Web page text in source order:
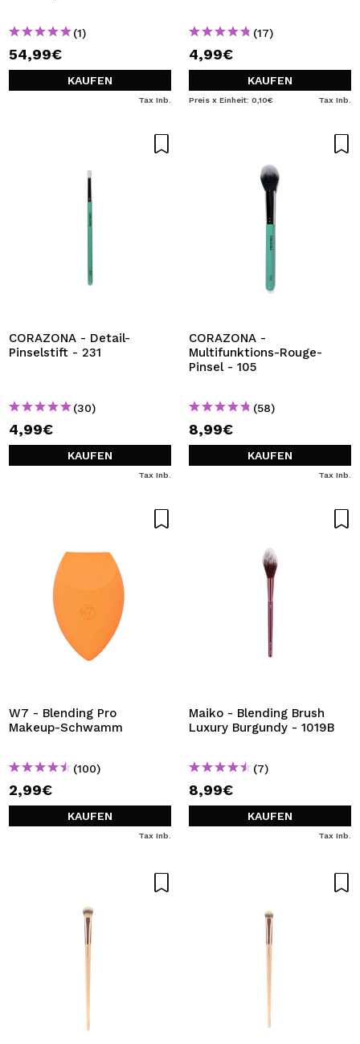
(1)
54,99€
KAUFEN
Tax Inb.
(17)
4,99€
KAUFEN
Preis x Einheit: 0,10€ Tax Inb.
CORAZONA - Detail-
Pinselstift - 231
(30)
4,99€
KAUFEN
Tax Inb.
CORAZONA -
Multifunktions-Rouge-
Pinsel - 105
(58)
8,99€
KAUFEN
Tax Inb.
W7 - Blending Pro
Makeup-Schwamm
(100)
2,99€
KAUFEN
Tax Inb.
Maiko - Blending Brush
Luxury Burgundy - 1019B
(7)
8,99€
KAUFEN
Tax Inb.